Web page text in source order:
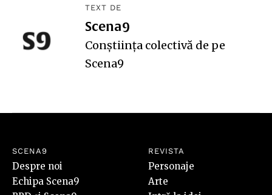
TEXT DE
Scena9
Conștiința colectivă de pe
Scena9
SCENA9
Despre noi
Echipa Scena9
REVISTA
Personaje
Arte